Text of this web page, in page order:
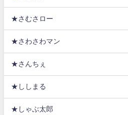
★さむさロー
★さわさわマン
★さんちぇ
★ししまる
★しゃぶ太郎